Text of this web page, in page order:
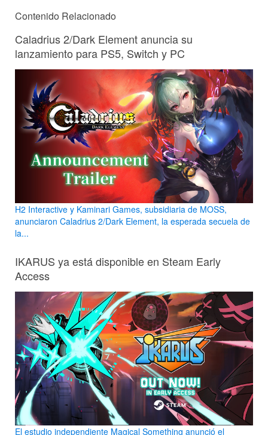
Contenido Relacionado
Caladrius 2/Dark Element anuncia su
lanzamiento para PS5, Switch y PC
H2 Interactive y Kaminari Games, subsidiaria de MOSS,
anunciaron Caladrius 2/Dark Element, la esperada secuela de
la...
IKARUS ya está disponible en Steam Early
Access
El estudio independiente Magical Something anunció el